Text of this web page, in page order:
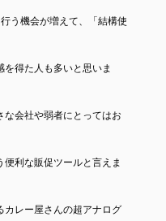
う機会が増えて、「結構使
を得た人も多いと思いま
な会社や弱者にとってはお
利な販促ツールと言えま
カレー屋さんの超アナログ